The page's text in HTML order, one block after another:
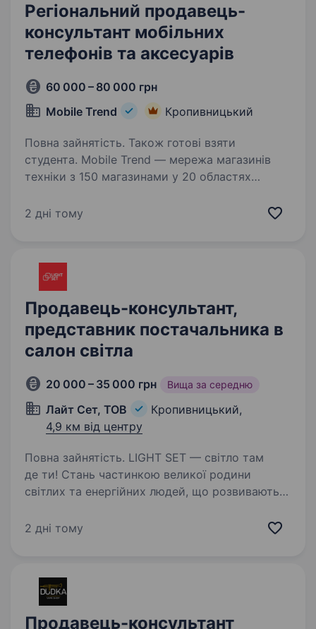
Регіональний продавець-
консультант мобільних
телефонів та аксесуарів
60 000 – 80 000 грн
Mobile Trend
Кропивницький
Повна зайнятість. Також готові взяти
студента. Mobile Trend — мережа магазинів
техніки з 150 магазинами у 20 областях
Більше про нас mobiletrend.com
2 дні тому
Продавець-консультант,
представник постачальника в
салон світла
20 000 – 35 000 грн Вища за середню
Лайт Сет, ТОВ
Кропивницький,
4,9 км від центру
Повна зайнятість. LIGHT SET — світло там
де ти! Стань частинкою великої родини
світлих та енергійних людей, що розвивають
ТОВ «ЛАЙТ СЕТ» це — українська компанія,
2 дні тому
Продавець-консультант